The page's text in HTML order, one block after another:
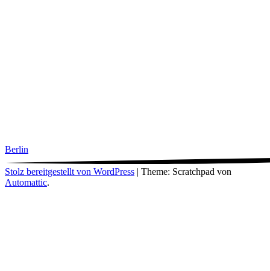
Berlin
Stolz bereitgestellt von WordPress | Theme: Scratchpad von
Automattic.